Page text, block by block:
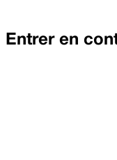
Entrer en